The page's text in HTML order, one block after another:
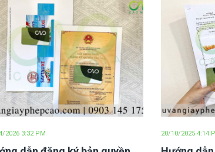
2026 3:32 PM 20/10/2025 4:14